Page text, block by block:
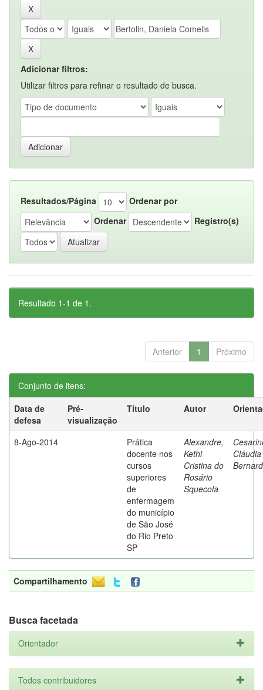
Adicionar filtros:
Utilizar filtros para refinar o resultado de busca.
Resultados/Página
Ordenar por
Ordenar
Registro(s)
Resultado 1-1 de 1.
Anterior 1 Próximo
Conjunto de itens:
Data de
defesa
Pré-
visualização
Título Autor
8-Ago-2014
Prática
docente nos
cursos
superiores
de
enfermagem
do município
de São José
do Rio Preto
SP
Alexandre,
Kethi
Cristina do
Rosário
Squecola
Cláudia
Compartilhamento
Busca facetada
Orientador
Todos contribuidores